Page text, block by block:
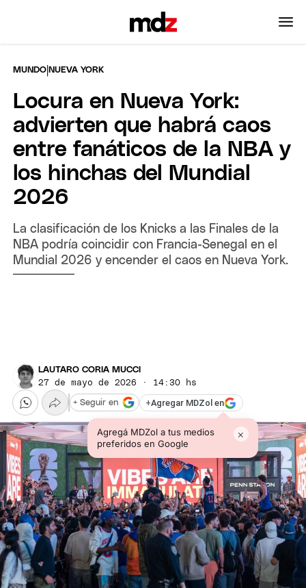
MUNDO |NUEVA YORK
Locura en Nueva York:
advierten que habrá caos
entre fanáticos de la NBA y
los hinchas del Mundial
2026
La clasificación de los Knicks a las Finales de la
NBA podría coincidir con Francia-Senegal en el
Mundial 2026 y encender el caos en Nueva York.
LAUTARO CORIA MUCCI
27 de mayo de 2026 · 14:30 hs
+Agregar MDZol en
Agregá MDZol a tus medios
preferidos en Google
×
+ Seguir en